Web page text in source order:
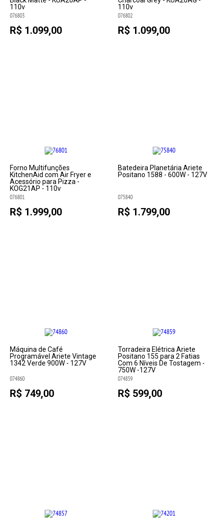
110v
076803
R$ 1.099,00
110v
076802
R$ 1.099,00
Forno Multifunções
KitchenAid com Air Fryer e
Acessório para Pizza -
KOG21AP - 110v
076801
R$ 1.999,00
Batedeira Planetária Ariete
Positano 1588 - 600W - 127V
075840
R$ 1.799,00
Máquina de Café
Programável Ariete Vintage
1342 Verde 900W - 127V
074860
R$ 749,00
Torradeira Elétrica Ariete
Positano 155 para 2 Fatias
Com 6 Níveis De Tostagem -
750W -127V
074859
R$ 599,00